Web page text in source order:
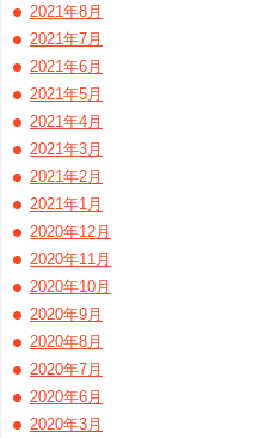
2021年8月
2021年7月
2021年6月
2021年5月
2021年4月
2021年3月
2021年2月
2021年1月
2020年12月
2020年11月
2020年10月
2020年9月
2020年8月
2020年7月
2020年6月
2020年3月